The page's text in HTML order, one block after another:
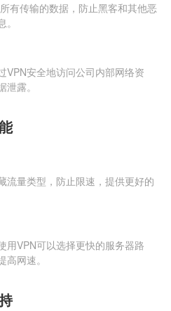
有传输的数据，防止黑客和其他恶
VPN安全地访问公司内部网络资
露。
流量类型，防止限速，提供更好的
用VPN可以选择更快的服务器路
网速。